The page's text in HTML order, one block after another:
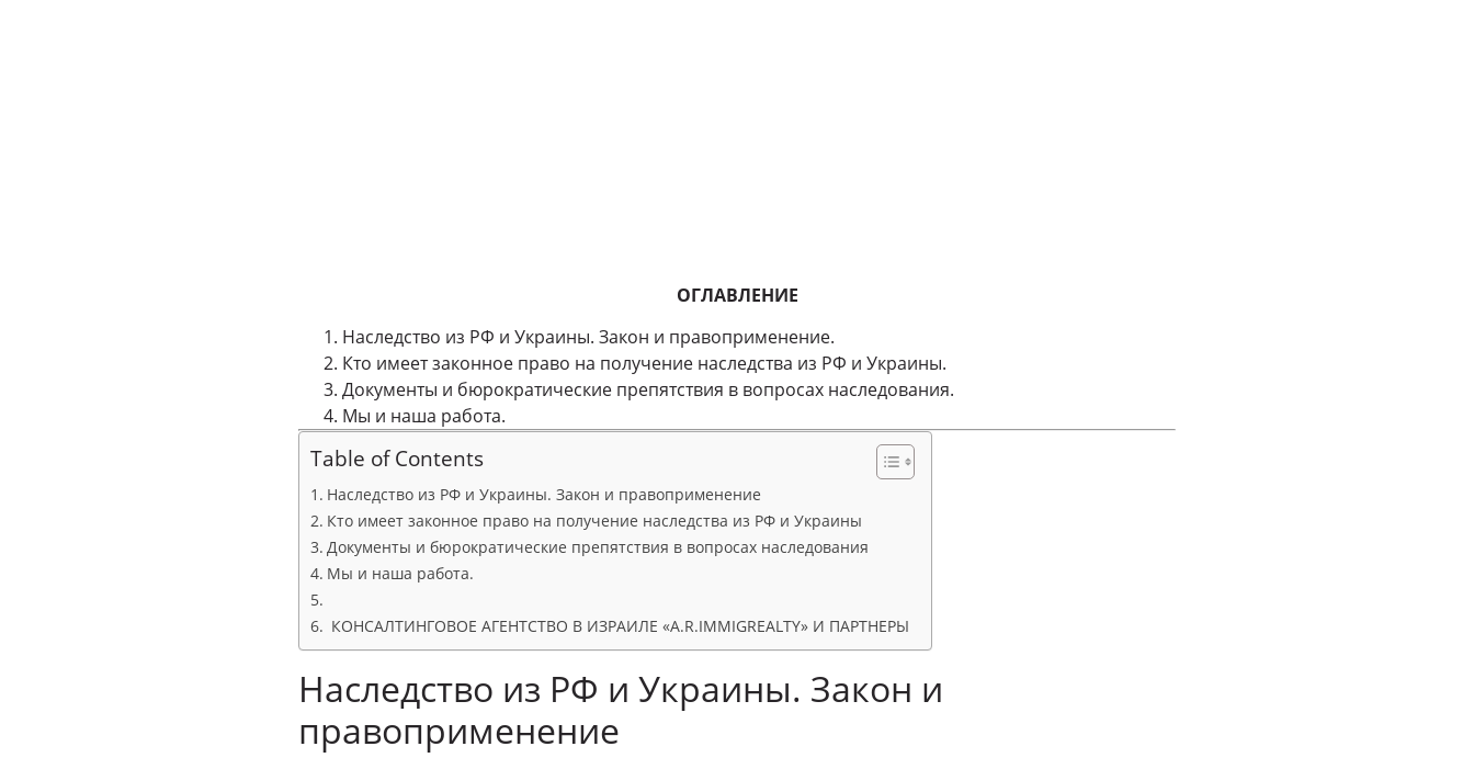
ОГЛАВЛЕНИЕ
Наследство из РФ и Украины. Закон и правоприменение.
Кто имеет законное право на получение наследства из РФ и Украины.
Документы и бюрократические препятствия в вопросах наследования.
Мы и наша работа.
Table of Contents
Наследство из РФ и Украины. Закон и правоприменение
Кто имеет законное право на получение наследства из РФ и Украины
Документы и бюрократические препятствия в вопросах наследования
Мы и наша работа.
КОНСАЛТИНГОВОЕ АГЕНТСТВО В ИЗРАИЛЕ «A.R.IMMIGREALTY» И ПАРТНЕРЫ
Наследство из РФ и Украины. Закон и
правоприменение